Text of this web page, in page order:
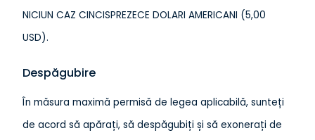
NICIUN CAZ CINCISPREZECE DOLARI AMERICANI (5,00
USD).
Despăgubire
În măsura maximă permisă de legea aplicabilă, sunteți
de acord să apărați, să despăgubiți și să exonerați de